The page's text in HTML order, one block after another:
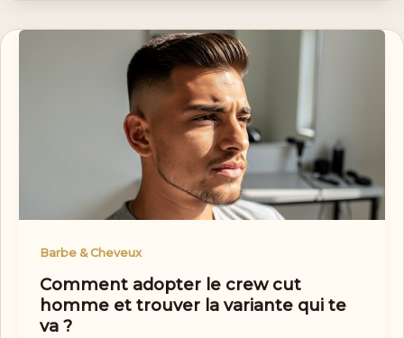
Barbe & Cheveux
Comment adopter le crew cut
homme et trouver la variante qui te
va ?